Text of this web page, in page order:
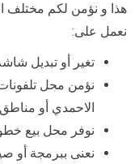
هذا و نؤمن لكم مختلف
نعمل على:
تغير أو تبديل
الاحمدي أو
نوفر محل بيع
نعنى ببرمجة أو